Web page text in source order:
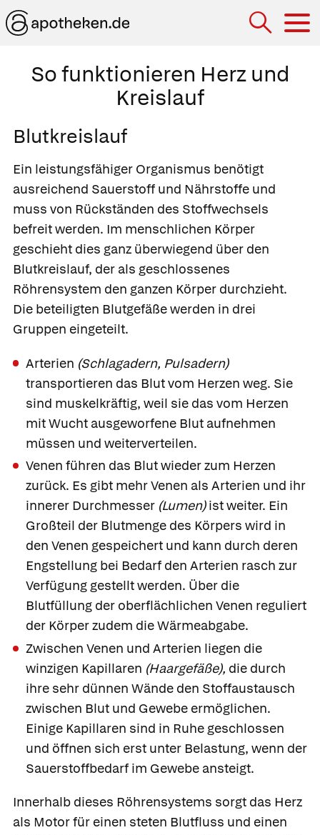
So funktionieren Herz und
Kreislauf
Blutkreislauf
Ein leistungsfähiger Organismus benötigt
ausreichend Sauerstoff und Nährstoffe und
muss von Rückständen des Stoffwechsels
befreit werden. Im menschlichen Körper
geschieht dies ganz überwiegend über den
Blutkreislauf, der als geschlossenes
Röhrensystem den ganzen Körper durchzieht.
Die beteiligten Blutgefäße werden in drei
Gruppen eingeteilt.
Arterien (Schlagadern, Pulsadern)
transportieren das Blut vom Herzen weg. Sie
sind muskelkräftig, weil sie das vom Herzen
mit Wucht ausgeworfene Blut aufnehmen
müssen und weiterverteilen.
Venen führen das Blut wieder zum Herzen
zurück. Es gibt mehr Venen als Arterien und ihr
innerer Durchmesser (Lumen)ist weiter. Ein
Großteil der Blutmenge des Körpers wird in
den Venen gespeichert und kann durch deren
Engstellung bei Bedarf den Arterien rasch zur
Verfügung gestellt werden. Über die
Blutfüllung der oberflächlichen Venen reguliert
der Körper zudem die Wärmeabgabe.
Zwischen Venen und Arterien liegen die
winzigen Kapillaren (Haargefäße), die durch
ihre sehr dünnen Wände den Stoffaustausch
zwischen Blut und Gewebe ermöglichen.
Einige Kapillaren sind in Ruhe geschlossen
und öffnen sich erst unter Belastung, wenn der
Sauerstoffbedarf im Gewebe ansteigt.
Innerhalb dieses Röhrensystems sorgt das Herz
als Motor für einen steten Blutfluss und einen